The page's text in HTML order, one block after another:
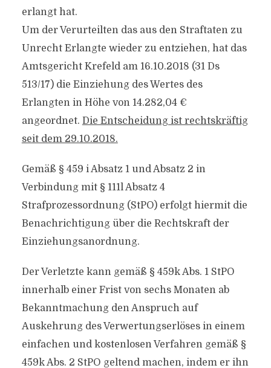
erlangt hat.
Um der Verurteilten das aus den Straftaten zu
Unrecht Erlangte wieder zu entziehen, hat das
Amtsgericht Krefeld am 16.10.2018 (31 Ds
513/17) die Einziehung des Wertes des
Erlangten in Höhe von 14.282,04 €
angeordnet. Die Entscheidung ist rechtskräftig
seit dem 29.10.2018.
Gemäß § 459 i Absatz 1 und Absatz 2 in
Verbindung mit § 111l Absatz 4
Strafprozessordnung (StPO) erfolgt hiermit die
Benachrichtigung über die Rechtskraft der
Einziehungsanordnung.
Der Verletzte kann gemäß § 459k Abs. 1 StPO
innerhalb einer Frist von sechs Monaten ab
Bekanntmachung den Anspruch auf
Auskehrung des Verwertungserlöses in einem
einfachen und kostenlosen Verfahren gemäß §
459k Abs. 2 StPO geltend machen, indem er ihn